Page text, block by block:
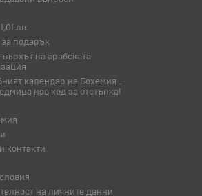
лв.
подарък
на арабската
календар на Бохемия -
нов код за отстъпка!
контакти
на личните данни